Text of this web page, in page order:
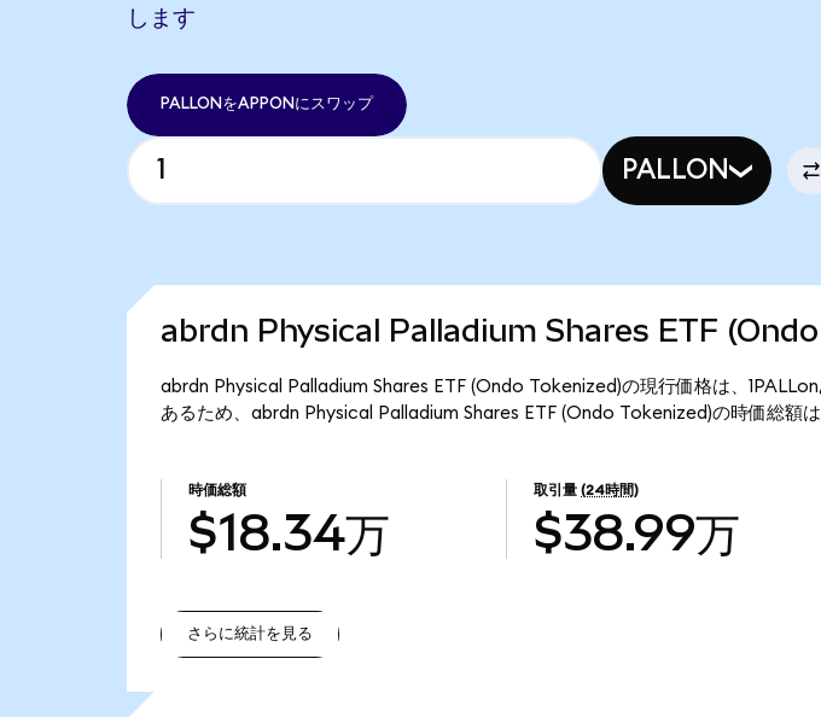
します
PALLONをAPPONにスワップ
PALLON
abrdn Physical Palladium Shares ETF (Ondo
abrdn Physical Palladium Shares ETF (Ondo Tokenized)の現行価格は、
あるため、abrdn Physical Palladium Shares ETF (Ondo Tokenized)の時価総額は
時価総額
$18.34万
取引量 (24時間)
$38.99万
さらに統計を見る